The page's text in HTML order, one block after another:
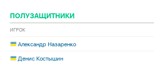
ПОЛУЗАЩИТНИКИ
ИГРОК
Александр Назаренко
Денис Костышин